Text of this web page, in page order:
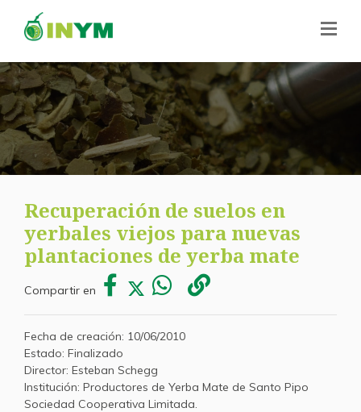
Recuperación de suelos en
yerbales viejos para nuevas
plantaciones de yerba mate
Compartir en
Fecha de creación: 10/06/2010
Estado: Finalizado
Director: Esteban Schegg
Institución: Productores de Yerba Mate de Santo Pipo
Sociedad Cooperativa Limitada.